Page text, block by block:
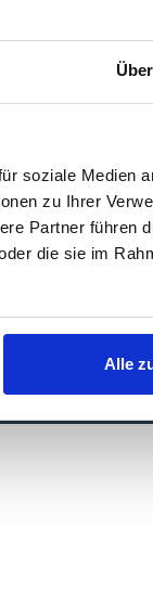
soziale Medien
zu Ihrer
Partner führen
die sie im
Alle